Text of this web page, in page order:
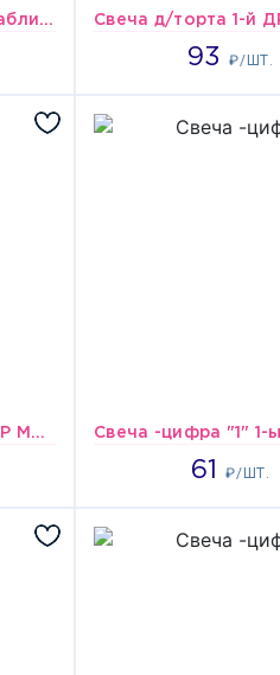
Свечи д/торта 12шт + Таблич радуж с ДР/V
93₽/ШТ.
Свеча -цифра "1" 1-ый ДР Мальчик/V
61₽/ШТ.